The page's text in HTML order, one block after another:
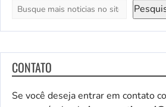
CONTATO
Se você deseja entrar em contato